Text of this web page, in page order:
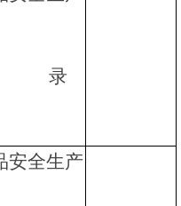
目
安全生产
目